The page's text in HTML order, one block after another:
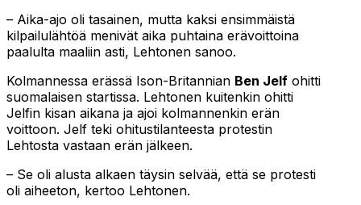
– Aika-ajo oli tasainen, mutta kaksi ensimmäistä
kilpailulähtöä menivät aika puhtaina erävoittoina
paalulta maaliin asti, Lehtonen sanoo.
Kolmannessa erässä Ison-Britannian Ben Jelf ohitti
suomalaisen startissa. Lehtonen kuitenkin ohitti
Jelfin kisan aikana ja ajoi kolmannenkin erän
voittoon. Jelf teki ohitustilanteesta protestin
Lehtosta vastaan erän jälkeen.
– Se oli alusta alkaen täysin selvää, että se protesti
oli aiheeton, kertoo Lehtonen.